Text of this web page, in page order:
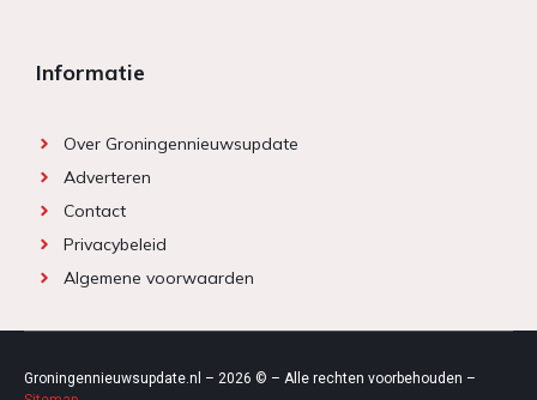
Informatie
Over Groningennieuwsupdate
Adverteren
Contact
Privacybeleid
Algemene voorwaarden
Groningennieuwsupdate.nl – 2026 © – Alle rechten voorbehouden –